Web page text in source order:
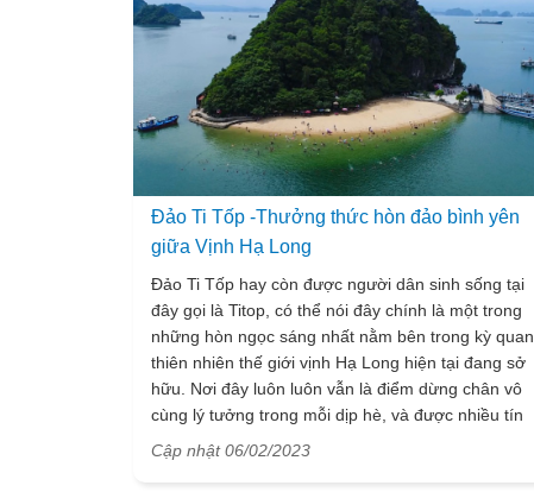
Đảo Ti Tốp -Thưởng thức hòn đảo bình yên
giữa Vịnh Hạ Long
Đảo Ti Tốp hay còn được người dân sinh sống tại
đây gọi là Titop, có thể nói đây chính là một trong
những hòn ngọc sáng nhất nằm bên trong kỳ quan
thiên nhiên thế giới vịnh Hạ Long hiện tại đang sở
hữu. Nơi đây luôn luôn vẫn là điểm dừng chân vô
cùng lý tưởng trong mỗi dịp hè, và được nhiều tín
đồ có niềm đam mê xê dịch check-in mỗi khi tới
Cập nhật 06/02/2023